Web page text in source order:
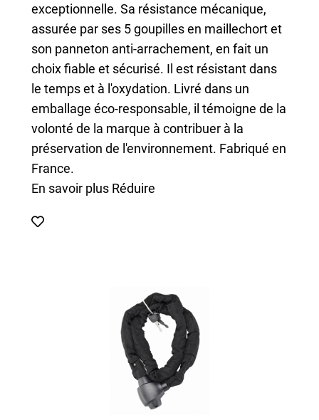
exceptionnelle. Sa résistance mécanique,
assurée par ses 5 goupilles en maillechort et
son panneton anti-arrachement, en fait un
choix fiable et sécurisé. Il est résistant dans
le temps et à l'oxydation. Livré dans un
emballage éco-responsable, il témoigne de la
volonté de la marque à contribuer à la
préservation de l'environnement. Fabriqué en
France.
En savoir plus Réduire